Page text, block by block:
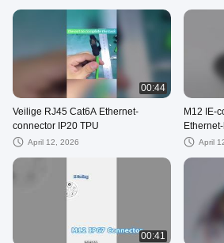
00:44
Veilige RJ45 Cat6A Ethernet-
connector IP20 TPU
April 12, 2026
M12 IE-
April
00:41